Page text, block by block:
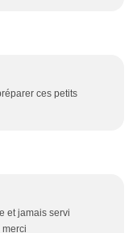
ces petits
et jamais servi
merci